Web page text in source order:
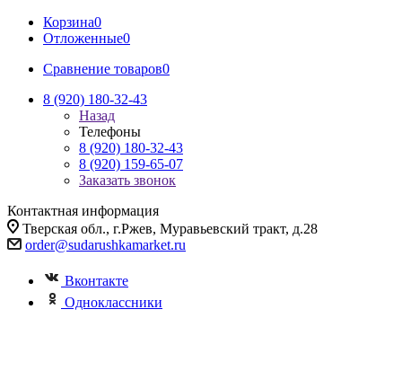
Корзина0
Отложенные0
Сравнение товаров0
8 (920) 180-32-43
Назад
Телефоны
8 (920) 180-32-43
8 (920) 159-65-07
Заказать звонок
Контактная информация
Тверская обл., г.Ржев, Муравьевский тракт, д.28
order@sudarushkamarket.ru
Вконтакте
Одноклассники